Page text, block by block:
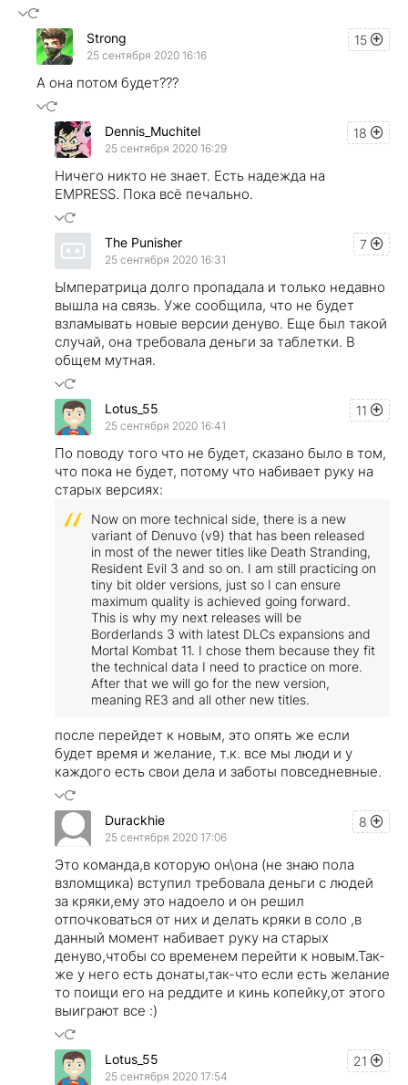
15
Strong
25 сентября 2020 16:16
А она потом будет???
18
Dennis_Muchitel
25 сентября 2020 16:29
Ничего никто не знает. Есть надежда на
EMPRESS. Пока всё печально.
7
The Punisher
25 сентября 2020 16:31
Ымператрица долго пропадала и только недавно
вышла на связь. Уже сообщила, что не будет
взламывать новые версии денуво. Еще был такой
случай, она требовала деньги за таблетки. В
общем мутная.
11
Lotus_55
25 сентября 2020 16:41
По поводу того что не будет, сказано было в том,
что пока не будет, потому что набивает руку на
старых версиях:
Now on more technical side, there is a new
variant of Denuvo (v9) that has been released
in most of the newer titles like Death Stranding,
Resident Evil 3 and so on. I am still practicing on
tiny bit older versions, just so I can ensure
maximum quality is achieved going forward.
This is why my next releases will be
Borderlands 3 with latest DLCs expansions and
Mortal Kombat 11. I chose them because they fit
the technical data I need to practice on more.
After that we will go for the new version,
meaning RE3 and all other new titles.
после перейдет к новым, это опять же если
будет время и желание, т.к. все мы люди и у
каждого есть свои дела и заботы повседневные.
8
Durackhie
25 сентября 2020 17:06
Это команда,в которую он\она (не знаю пола
взломщика) вступил требовала деньги с людей
за кряки,ему это надоело и он решил
отпочковаться от них и делать кряки в соло ,в
данный момент набивает руку на старых
денуво,чтобы со временем перейти к новым.Так-
же у него есть донаты,так-что если есть желание
то поищи его на реддите и кинь копейку,от этого
выиграют все :)
21
Lotus_55
25 сентября 2020 17:54